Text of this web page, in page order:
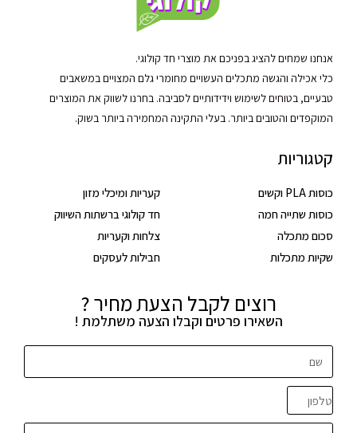
אנחנו שמחים להציג בפניכם את מוצרי חד קולוגי.
כלי אכילה והגשה מתכלים העשויים מחומרי גלם המצויים במשאבים
טבעיים, בטוחים לשימוש וידידותיים לסביבה. בחרנו לשווק את המוצרים
המוקפדים והטובים ביותר. בעלי התקינה המחמירה ביותר בשוק.
קטגוריות
כוסות PLA וקשים
כוסות שתייה חמה
סכום מתכלה
שקיות מתכלות
קעריות ומיכלי מזון
חד קולוגי ברשתות השיווק
צלחות וקעריות
חבילות לעסקים
רוצים לקבל הצעת מחיר ?
השאירו פרטים וקבלו הצעה משתלמת !